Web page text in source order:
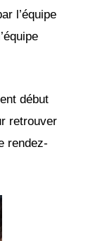
l’équipe
début
retrouver
rendez-